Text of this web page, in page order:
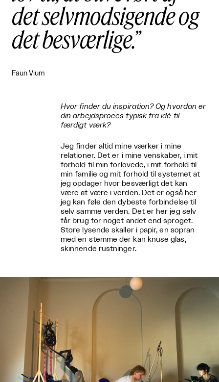
det selvmodsigende og
det besværlige.
Faun Vium
Hvor finder du inspiration? Og hvordan er
din arbejdsproces typisk fra idé til
færdigt værk?
Jeg finder altid mine værker i mine
relationer. Det er i mine venskaber, i mit
forhold til min forlovede, i mit forhold til
min familie og mit forhold til systemet at
jeg opdager hvor besværligt det kan
være at være i verden. Det er også her
jeg kan føle den dybeste forbindelse til
selv samme verden. Det er her jeg selv
får brug for noget andet end sproget.
Store lysende skaller i papir, en sopran
med en stemme der kan knuse glas,
skinnende rustninger.